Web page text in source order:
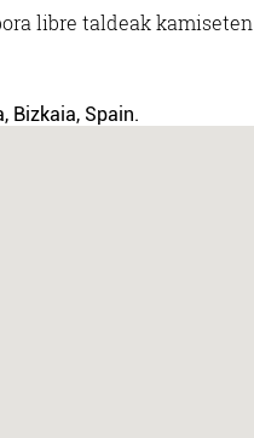
libre taldeak
Bizkaia, Spain.